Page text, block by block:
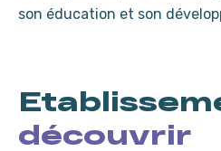
son éducation et son
découvrir